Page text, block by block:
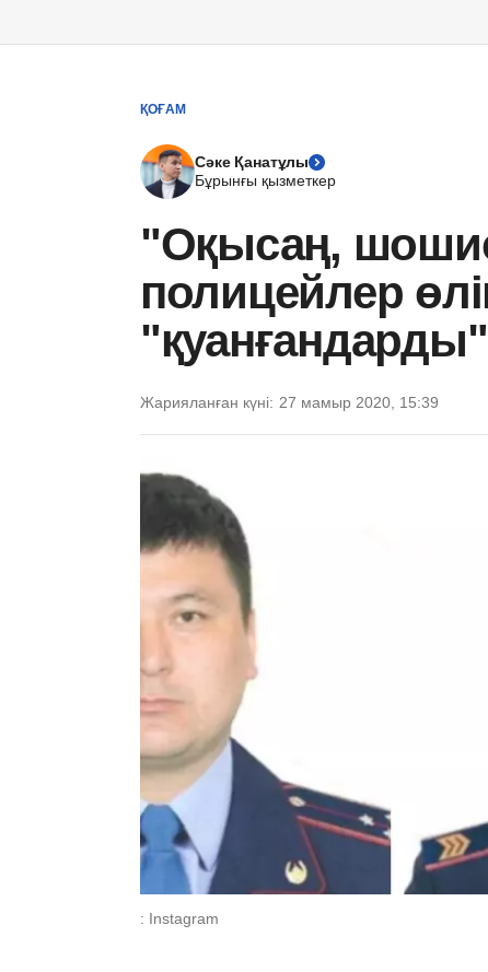
ҚОҒАМ
Сәке Қанатұлы
Бұрынғы қызметкер
"Оқысаң,
полицейлер
Жарияланған күні: 27 мамыр 2020, 15:39
: Instagram